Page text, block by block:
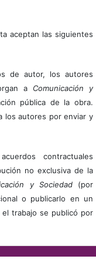
aceptan las siguientes
de autor, los autores
a Comunicación y
pública de la obra.
los autores por enviar y
contractuales
no exclusiva de la
y Sociedad(por
o publicarlo en un
trabajo se publicó por